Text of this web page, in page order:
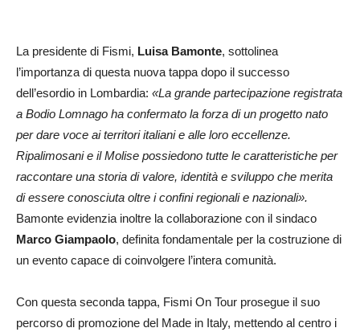
La presidente di Fismi, Luisa Bamonte, sottolinea
l’importanza di questa nuova tappa dopo il successo
dell’esordio in Lombardia: «La grande partecipazione registrata
a Bodio Lomnago ha confermato la forza di un progetto nato
per dare voce ai territori italiani e alle loro eccellenze.
Ripalimosani e il Molise possiedono tutte le caratteristiche per
raccontare una storia di valore, identità e sviluppo che merita
di essere conosciuta oltre i confini regionali e nazionali».
Bamonte evidenzia inoltre la collaborazione con il sindaco
Marco Giampaolo, definita fondamentale per la costruzione di
un evento capace di coinvolgere l’intera comunità.
Con questa seconda tappa, Fismi On Tour prosegue il suo
percorso di promozione del Made in Italy, mettendo al centro i